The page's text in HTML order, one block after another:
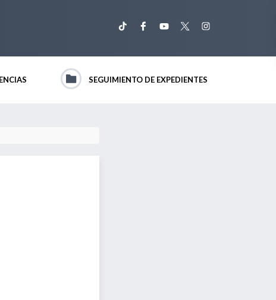
SEGUIMIENTO DE EXPEDIENTES